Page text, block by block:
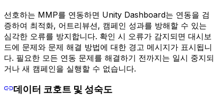
선호하는 MMP를 연동하면 Unity Dashboard는 연동을 검
증하여 최적화, 어트리뷰션, 캠페인 성과를 방해할 수 있는
심각한 오류를 방지합니다. 확인 시 오류가 감지되면 대시보
드에 문제와 문제 해결 방법에 대한 경고 메시지가 표시됩니
다. 필요한 모든 연동 문제를 해결하기 전까지는 일시 중지되
거나 새 캠페인을 실행할 수 없습니다.
데이터 코호트 및 성숙도